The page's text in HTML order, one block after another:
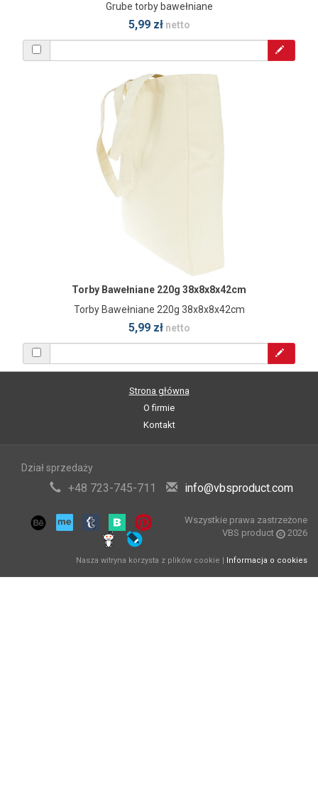
Grube torby bawełniane
5,99 złnetto
Torby Bawełniane 220g 38x8x8x42cm
Torby Bawełniane 220g 38x8x8x42cm
5,99 złnetto
Strona główna
O firmie
Kontakt
Dział sprzedaży
+48 723-745-711 info@vbsproduct.com
Wszystkie prawa zastrzeżone
VBS product
2026
Nasza witryna korzysta z plików cookie | Informacja o cookies